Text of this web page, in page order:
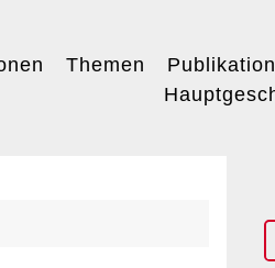
Themen